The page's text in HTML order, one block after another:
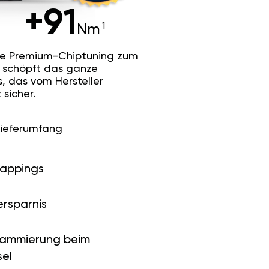
+91 Nm
Premium-Chiptuning zum
schöpft das ganze
das vom Hersteller
beim